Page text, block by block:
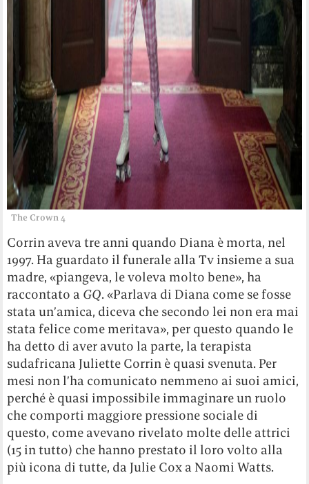
The Crown 4
Corrin aveva tre anni quando Diana è morta, nel
1997. Ha guardato il funerale alla Tv insieme a sua
madre, «piangeva, le voleva molto bene», ha
raccontato a GQ. «Parlava di Diana come se fosse
stata un’amica, diceva che secondo lei non era mai
stata felice come meritava», per questo quando le
ha detto di aver avuto la parte, la terapista
sudafricana Juliette Corrin è quasi svenuta. Per
mesi non l’ha comunicato nemmeno ai suoi amici,
perché è quasi impossibile immaginare un ruolo
che comporti maggiore pressione sociale di
questo, come avevano rivelato molte delle attrici
(15 in tutto) che hanno prestato il loro volto alla
più icona di tutte, da Julie Cox a Naomi Watts.